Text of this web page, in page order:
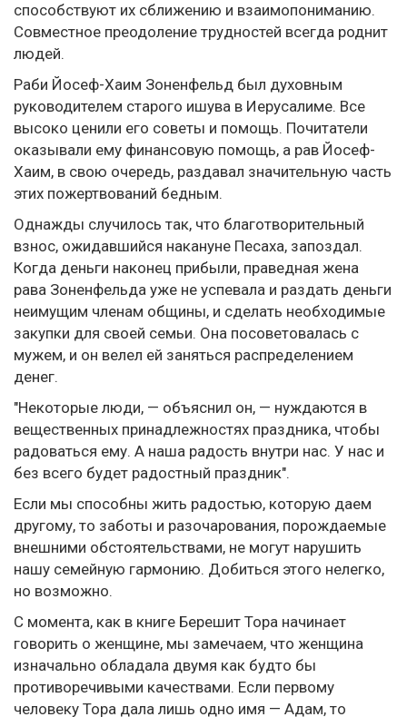
способствуют их сближению и взаимопониманию.
Совместное преодоление трудностей всегда роднит
людей.
Раби Йосеф-Хаим Зоненфельд был духовным
руководителем старого ишува в Иерусалиме. Все
высоко ценили его советы и помощь. Почитатели
оказывали ему финансовую помощь, а рав Йосеф-
Хаим, в свою очередь, раздавал значительную часть
этих пожертвований бедным.
Однажды случилось так, что благотворительный
взнос, ожидавшийся накануне Песаха, запоздал.
Когда деньги наконец прибыли, праведная жена
рава Зоненфельда уже не успевала и раздать деньги
неимущим членам общины, и сделать необходимые
закупки для своей семьи. Она посоветовалась с
мужем, и он велел ей заняться распределением
денег.
"Некоторые люди, — объяснил он, — нуждаются в
вещественных принадлежностях праздника, чтобы
радоваться ему. А наша радость внутри нас. У нас и
без всего будет радостный праздник".
Если мы способны жить радостью, которую даем
другому, то заботы и разочарования, порождаемые
внешними обстоятельствами, не могут нарушить
нашу семейную гармонию. Добиться этого нелегко,
но возможно.
С момента, как в книге Берешит Тора начинает
говорить о женщине, мы замечаем, что женщина
изначально обладала двумя как будто бы
противоречивыми качествами. Если первому
человеку Тора дала лишь одно имя — Адам, то